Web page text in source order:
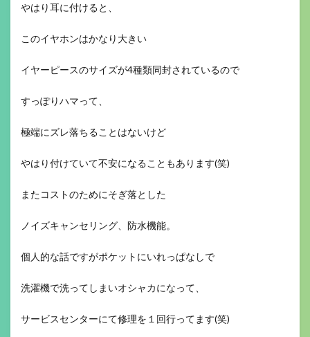
やはり耳に付けると、
このイヤホンはかなり大きい
イヤーピースのサイズが4種類同封されているので
すっぽりハマって、
極端にズレ落ちることはないけど
やはり付けていて不安になることもあります(笑)
またコストのためにそぎ落とした
ノイズキャンセリング、防水機能。
個人的な話ですがポケットにいれっぱなしで
洗濯機で洗ってしまいオシャカになって、
サービスセンターにて修理を１回行ってます(笑)